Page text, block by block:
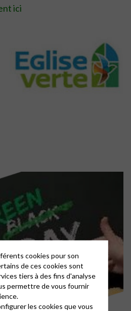
ici
cookies pour son
de ces cookies sont
tiers à des fins d'analyse
permettre de vous fournir
les cookies que vous